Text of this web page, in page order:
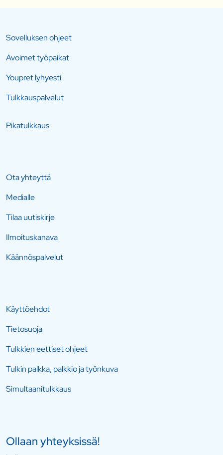
Sovelluksen ohjeet
Avoimet työpaikat
Youpret lyhyesti
Tulkkauspalvelut
Pikatulkkaus
Ota yhteyttä
Medialle
Tilaa uutiskirje
Ilmoituskanava
Käännöspalvelut
Käyttöehdot
Tietosuoja
Tulkkien eettiset ohjeet
Tulkin palkka, palkkio ja työnkuva
Simultaanitulkkaus
Ollaan yhteyksissä!